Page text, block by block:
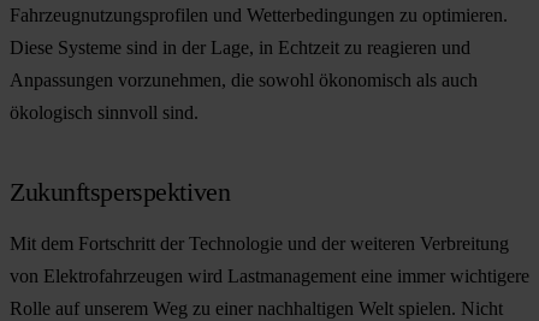
Fahrzeugnutzungsprofilen und Wetterbedingungen zu optimieren.
Diese Systeme sind in der Lage, in Echtzeit zu reagieren und
Anpassungen vorzunehmen, die sowohl ökonomisch als auch
ökologisch sinnvoll sind.
Zukunftsperspektiven
Mit dem Fortschritt der Technologie und der weiteren Verbreitung
von Elektrofahrzeugen wird Lastmanagement eine immer wichtigere
Rolle auf unserem Weg zu einer nachhaltigen Welt spielen. Nicht